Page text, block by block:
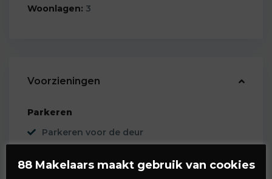
Woonlagen: 3
Voorzieningen
Parkeren
Parkeren voor de deur
88 Makelaars maakt gebruik van cookies